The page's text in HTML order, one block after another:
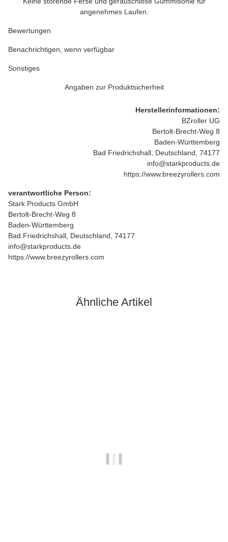
angenehmes Laufen.
Bewertungen
Benachrichtigen, wenn verfügbar
Sonstiges
Angaben zur Produktsicherheit
Herstellerinformationen:
BZroller UG
Bertolt-Brecht-Weg 8
Baden-Württemberg
Bad Friedrichshall, Deutschland, 74177
info@starkproducts.de
https://www.breezyrollers.com
verantwortliche Person:
Stark Products GmbH
Bertolt-Brecht-Weg 8
Baden-Württemberg
Bad Friedrichshall, Deutschland, 74177
info@starkproducts.de
https://www.breezyrollers.com
Ähnliche Artikel